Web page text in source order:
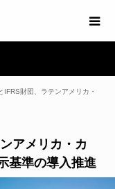
IFRS財団、ラテンアメリカ・
アメリカ・カ
基準の導入推進